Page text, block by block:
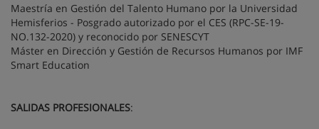
Maestría en Gestión del Talento Humano por la Universidad
Hemisferios - Posgrado autorizado por el CES (RPC-SE-19-
NO.132-2020) y reconocido por SENESCYT
Máster en Dirección y Gestión de Recursos Humanos por IMF
Smart Education
SALIDAS PROFESIONALES: